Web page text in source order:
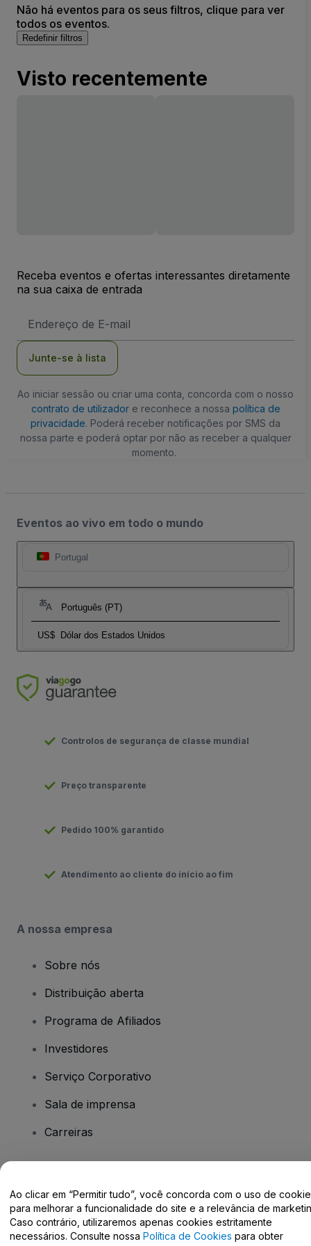
Não há eventos para os seus filtros, clique para ver
todos os eventos.
Redefinir filtros
Visto recentemente
Receba eventos e ofertas interessantes diretamente
na sua caixa de entrada
de
Junte-se à lista
Ao iniciar sessão ou criar uma conta, concorda com o nosso
contrato de utilizadore reconhece a nossa política de
privacidade. Poderá receber notificações por SMS da
nossa parte e poderá optar por não as receber a qualquer
momento.
Eventos ao vivo em todo o mundo
Portugal
Português (PT)
US$ Dólar dos Estados Unidos
Controlos de segurança de classe mundial
Preço transparente
Pedido 100% garantido
Atendimento ao cliente do início ao fim
A nossa empresa
Sobre nós
Distribuição aberta
Programa de Afiliados
Investidores
Serviço Corporativo
Sala de imprensa
Carreiras
Centro de Ajuda / Fale Conosco
Ao clicar em “Permitir tudo”, você concorda com o uso de
para melhorar a funcionalidade do site e a relevância de
Caso contrário, utilizaremos apenas cookies estritamente
necessários. Consulte nossa Política de Cookies para obter